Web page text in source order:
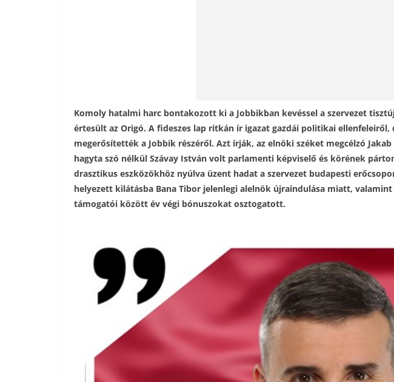
Komoly hatalmi harc bontakozott ki a Jobbikban kevéssel a szervezet
értesült az Origó. A fideszes lap ritkán ír igazat gazdái politikai
megerősítették a Jobbik részéről. Azt írják, az elnöki széket megcélzó
hagyta szó nélkül Szávay István volt parlamenti képviselő és körének
drasztikus eszközökhöz nyúlva üzent hadat a szervezet budapesti
helyezett kilátásba Bana Tibor jelenlegi alelnök újraindulása miatt,
támogatói között év végi bónuszokat osztogatott.